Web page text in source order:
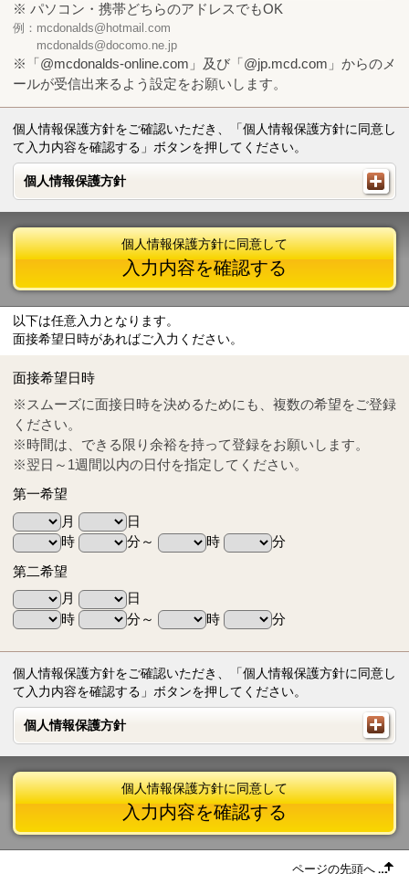
※ パソコン・携帯どちらのアドレスでもOK
例：mcdonalds@hotmail.com
mcdonalds@docomo.ne.jp
※「@mcdonalds-online.com」及び「@jp.mcd.com」からのメ
ールが受信出来るよう設定をお願いします。
個人情報保護方針をご確認いただき、「個人情報保護方針に同意し
て入力内容を確認する」ボタンを押してください。
個人情報保護方針
個人情報保護方針
Tel
0570-55-0314
個人情報保護方針に同意して
入力内容を確認する
以下は任意入力となります。
面接希望日時があればご入力ください。
面接希望日時
※スムーズに面接日時を決めるためにも、複数の希望をご登録
ください。
※時間は、できる限り余裕を持って登録をお願いします。
※翌日～1週間以内の日付を指定してください。
第一希望
月
日
時
分～ 時
分
第二希望
月
日
時
分～ 時 分
個人情報保護方針をご確認いただき、「個人情報保護方針に同意し
て入力内容を確認する」ボタンを押してください。
個人情報保護方針
個人情報保護方針
個人情報保護方針に同意して
入力内容を確認する
ページの先頭へ